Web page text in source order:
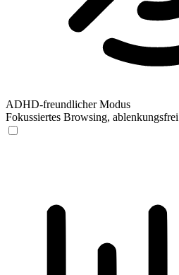
ADHD-freundlicher Modus
Fokussiertes Browsing, ablenkungsfrei